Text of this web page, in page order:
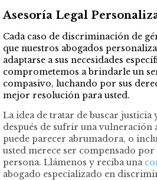
Asesoría Legal
Cada caso de discriminación de
que nuestros abogados
adaptarse a sus necesidades
comprometemos a brindarle un
compasivo, luchando por sus
mejor resolución para usted.
La idea de tratar de buscar justicia
después de sufrir una vulneración
puede parecer abrumadora, o
usted merece ser compensado por
persona. Llámenos y reciba una
abogado especializado en